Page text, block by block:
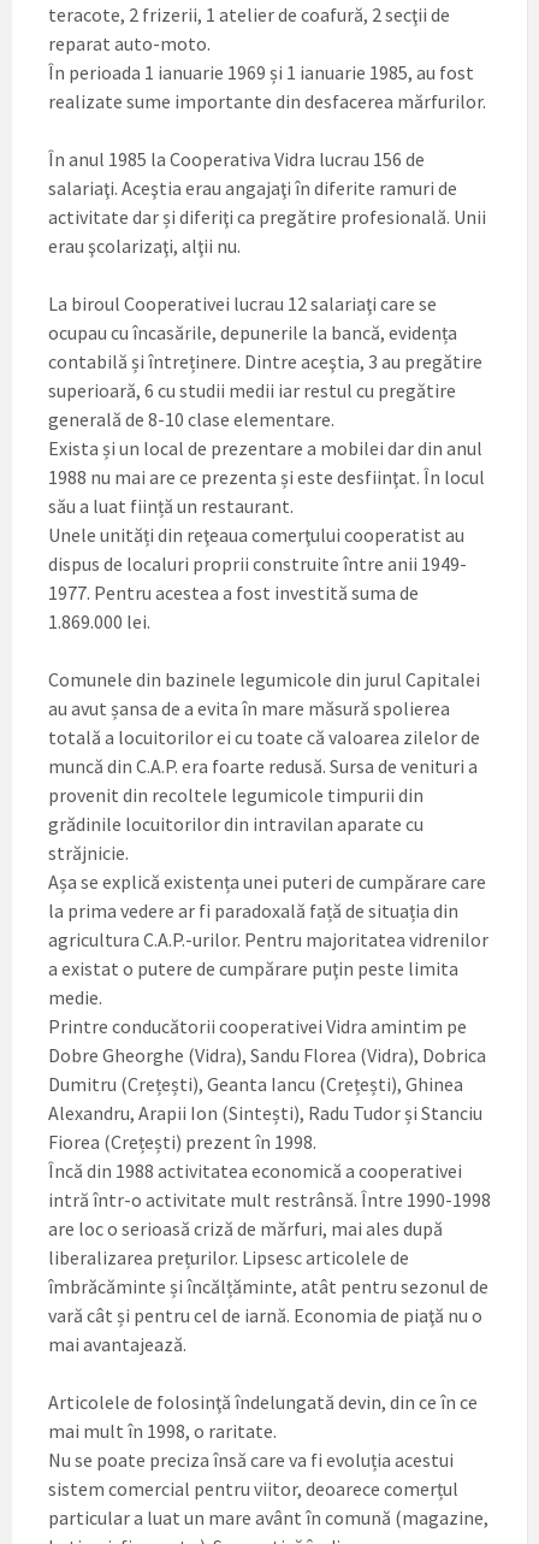
teracote, 2 frizerii, 1 atelier de coafură, 2 secţii de
reparat auto-moto.
În perioada 1 ianuarie 1969 și 1 ianuarie 1985, au fost
realizate sume importante din desfacerea mărfurilor.
În anul 1985 la Cooperativa Vidra lucrau 156 de
salariaţi. Aceştia erau angajaţi în diferite ramuri de
activitate dar și diferiţi ca pregătire profesională. Unii
erau şcolarizaţi, alţii nu.
La biroul Cooperativei lucrau 12 salariaţi care se
ocupau cu încasările, depunerile la bancă, evidența
contabilă și întreținere. Dintre aceştia, 3 au pregătire
superioară, 6 cu studii medii iar restul cu pregătire
generală de 8-10 clase elementare.
Exista și un local de prezentare a mobilei dar din anul
1988 nu mai are ce prezenta și este desfiinţat. În locul
său a luat ființă un restaurant.
Unele unități din reţeaua comerţului cooperatist au
dispus de localuri proprii construite între anii 1949-
1977. Pentru acestea a fost investită suma de
1.869.000 lei.
Comunele din bazinele legumicole din jurul Capitalei
au avut șansa de a evita în mare măsură spolierea
totală a locuitorilor ei cu toate că valoarea zilelor de
muncă din C.A.P. era foarte redusă. Sursa de venituri a
provenit din recoltele legumicole timpurii din
grădinile locuitorilor din intravilan aparate cu
străjnicie.
Așa se explică existența unei puteri de cumpărare care
la prima vedere ar fi paradoxală față de situația din
agricultura C.A.P.-urilor. Pentru majoritatea vidrenilor
a existat o putere de cumpărare puţin peste limita
medie.
Printre conducătorii cooperativei Vidra amintim pe
Dobre Gheorghe (Vidra), Sandu Florea (Vidra), Dobrica
Dumitru (Crețești), Geanta Iancu (Crețești), Ghinea
Alexandru, Arapii Ion (Sintești), Radu Tudor și Stanciu
Fiorea (Crețești) prezent în 1998.
Încă din 1988 activitatea economică a cooperativei
intră într-o activitate mult restrânsă. Între 1990-1998
are loc o serioasă criză de mărfuri, mai ales după
liberalizarea prețurilor. Lipsesc articolele de
îmbrăcăminte și încălțăminte, atât pentru sezonul de
vară cât și pentru cel de iarnă. Economia de piaţă nu o
mai avantajează.
Articolele de folosinţă îndelungată devin, din ce în ce
mai mult în 1998, o raritate.
Nu se poate preciza însă care va fi evoluția acestui
sistem comercial pentru viitor, deoarece comerțul
particular a luat un mare avânt în comună (magazine,